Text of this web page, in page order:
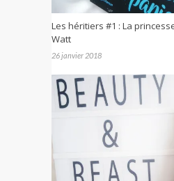
Les héritiers #1 : La
Watt
26 janvier 2018